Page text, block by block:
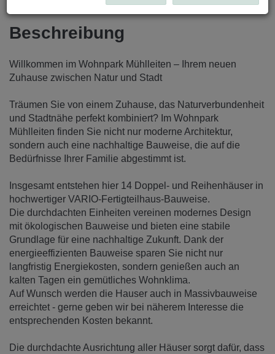
Beschreibung
Willkommen im Wohnpark Mühlleiten – Ihrem neuen
Zuhause zwischen Natur und Stadt
Träumen Sie von einem Zuhause, das Naturverbundenheit
und Stadtnähe perfekt kombiniert? Im Wohnpark
Mühlleiten finden Sie nicht nur moderne Architektur,
sondern auch eine nachhaltige Bauweise, die auf die
Bedürfnisse Ihrer Familie abgestimmt ist.
Insgesamt entstehen hier 14 Doppel- und Reihenhäuser in
hochwertiger VARIO-Fertigteilhaus-Bauweise.
Die durchdachten Einheiten vereinen modernes Design
mit ökologischen Bauweise und bieten eine stabile
Grundlage für eine nachhaltige Zukunft. Dank der
energieeffizienten Bauweise sparen Sie nicht nur
langfristig Energiekosten, sondern genießen auch an
kalten Tagen ein gemütliches Wohnklima.
Auf Wunsch werden die Hauser auch in Massivbauweise
erreichtet - gerne geben wir bei näherem Interesse die
entsprechenden Kosten bekannt.
Die durchdachte Ausrichtung aller Häuser sorgt dafür, dass